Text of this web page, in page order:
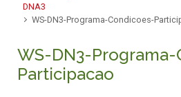
DNA3
WS-DN3-Programa-Condicoes-
WS-DN3-
Participacao